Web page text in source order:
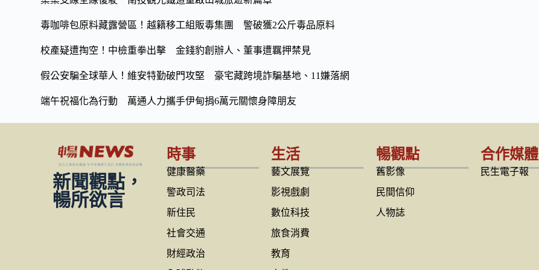
毒咖啡包原料藏露營區！越籍移工組販毒集團 警破獲2公斤毒品原料
校產疑遭掏空！中檢重拳出擊 金錢豹創辦人、董事遭羈押禁見
假公安騙全球華人！維安特勤破門攻堅 豪宅藏跨境詐騙基地、11嫌落網
端午祝福化為行動 萬通人力攜手伊甸捐6萬元關懷身障朋友
新聞觀點，
暢所欲言
時事
健康醫藥
警政司法
新住民
社會交通
財經政治
生活
藝文展覽
影視戲劇
數位科技
旅食消費
教育
暢觀點
舊影像
民間信仰
人物誌
合作媒體
民生電子報